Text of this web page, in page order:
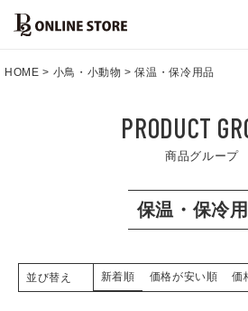
HOME 小鳥・小動物 保温・保冷用品
PRODUCT
商品グループ
保温・保冷
並び替え 新着順 価格が安い順 価